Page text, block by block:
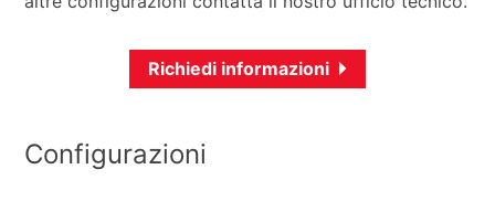
Richiedi informazioni
Configurazioni